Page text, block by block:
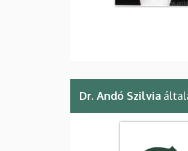
Dr. Andó Szilvia